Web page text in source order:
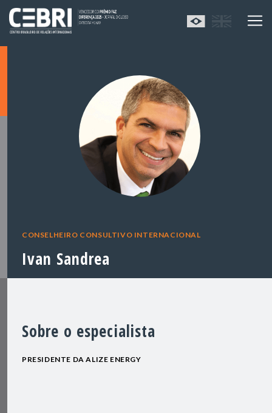
CONSELHEIRO CONSULTIVO INTERNACIONAL
Ivan Sandrea
Sobre o especialista
PRESIDENTE DA ALIZE ENERGY